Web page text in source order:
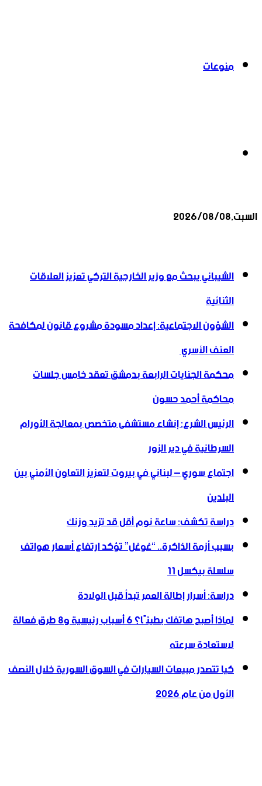
منوعات
السبت,2026/08/08
الشيباني يبحث مع وزير الخارجية التركي تعزيز العلاقات
الثنائية
الشؤون الاجتماعية: إعداد مسودة مشروع قانون لمكافحة
العنف الأسري ‏
محكمة الجنايات الرابعة بدمشق تعقد خامس جلسات
محاكمة أحمد حسون
الرئيس الشرع: إنشاء ‌‏مستشفى متخصص بمعالجة الأورام
السرطانية في دير الزور
اجتماع سوري – لبناني في بيروت لتعزيز التعاون ‏الأمني ‏بين
البلدين
دراسة تكشف: ساعة نوم أقل قد تزيد وزنك
بسبب أزمة الذاكرة.. “غوغل” تؤكد ارتفاع أسعار هواتف
سلسلة بيكسل 11
دراسة: أسرار إطالة العمر تبدأ قبل الولادة
لماذا أصبح هاتفك بطيئًا؟ 6 أسباب رئيسية و8 طرق فعالة
لاستعادة سرعته
كيا تتصدر مبيعات السيارات في السوق السورية خلال النصف
الأول من عام 2026